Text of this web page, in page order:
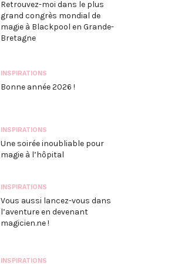
Retrouvez-moi dans le plus
grand congrès mondial de
magie à Blackpool en Grande-
Bretagne
INSPIRATIONS
Bonne année 2026 !
INSPIRATIONS
Une soirée inoubliable pour
magie à l’hôpital
INSPIRATIONS
Vous aussi lancez-vous dans
l’aventure en devenant
magicien.ne !
INSPIRATIONS